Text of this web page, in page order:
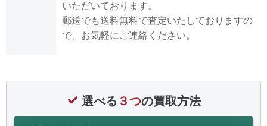
いただいております。
郵送でも送料無料で査定いたしておりますの
で、お気軽にご連絡ください。
選べる ３つの買取方法